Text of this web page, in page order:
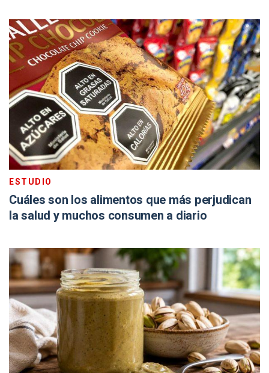
ESTUDIO
Cuáles son los alimentos que más perjudican
la salud y muchos consumen a diario